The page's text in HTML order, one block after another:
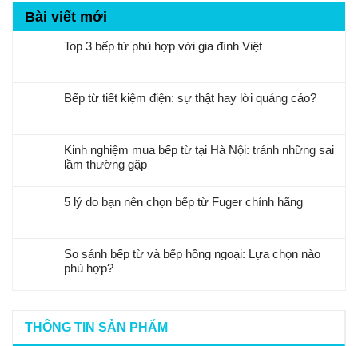
THÔNG TIN SẢN PHẨM
Bài viết mới
Top 3 bếp từ phù hợp với gia đình Việt
Bếp từ tiết kiệm điện: sự thật hay lời quảng cáo?
Kinh nghiệm mua bếp từ tại Hà Nội: tránh những sai
lầm thường gặp
5 lý do bạn nên chọn bếp từ Fuger chính hãng
So sánh bếp từ và bếp hồng ngoại: Lựa chọn nào
phù hợp?